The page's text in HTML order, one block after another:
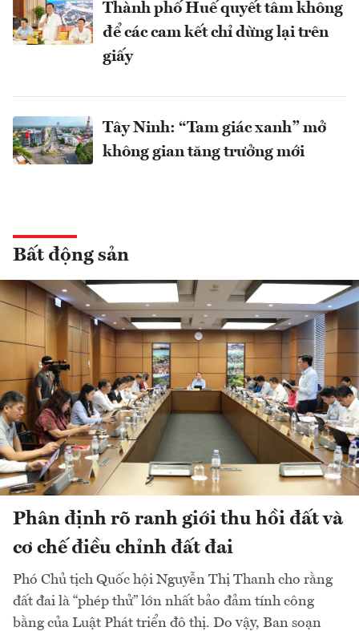
Thành phố Huế quyết tâm không
để các cam kết chỉ dừng lại trên
giấy
Tây Ninh: “Tam giác xanh” mở
không gian tăng trưởng mới
Bất động sản
Phân định rõ ranh giới thu hồi đất và
cơ chế điều chỉnh đất đai
Phó Chủ tịch Quốc hội Nguyễn Thị Thanh cho rằng
đất đai là “phép thử” lớn nhất bảo đảm tính công
bằng của Luật Phát triển đô thị. Do vậy, Ban soạn